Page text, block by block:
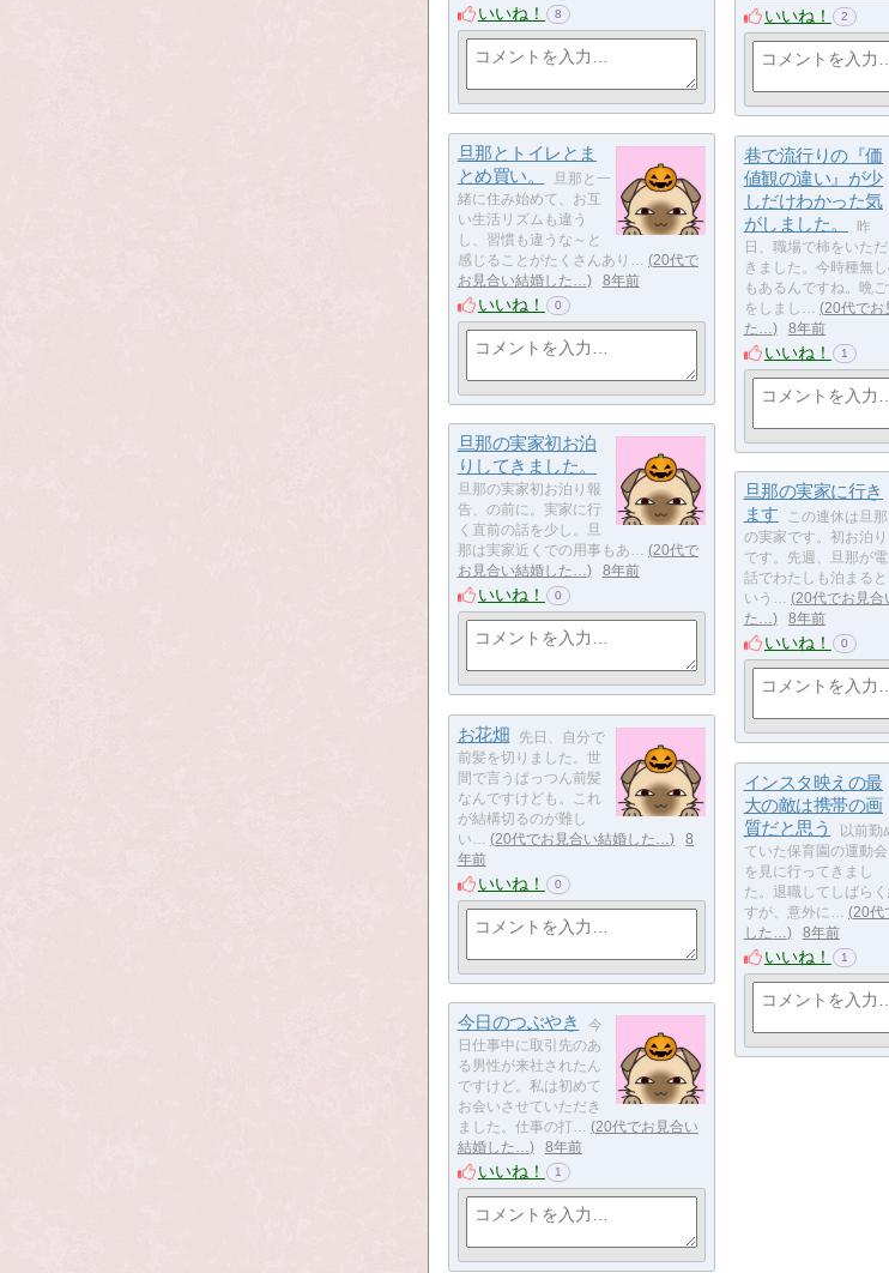
いいね！ 8 いいね！ 2
旦那とトイレとま
とめ買い。
​​​​​旦那と一
緒に住み始めて、お互
い生活リズムも違う
し、習慣も違うな～と
感じることがたくさんあり…
20代で
お見合い結婚した…
8年前
いいね！ 0
巷で流行りの『価
値観の違い』が少
しだけわかった気
がしました。
​昨
日、職場で柿をいただ
きました。今時種無
もあるんですね。晩
をしまし…
20代でお
た…
8年前
いいね！ 1
旦那の実家初お泊
りしてきました。
旦那の実家初お泊り報
告、の前に。実家に行
く直前の話を少し。旦
那は実家近くでの用事もあ…
20代で
お見合い結婚した…
8年前
いいね！ 0
旦那の実家に行き
ます
​​​​​​​​​この連休は旦那
の実家です。​初お泊り
です。​先週、旦那が電
話でわたしも泊まると
いう…
20代でお見合
た…
8年前
いいね！ 0
お花畑
​​​​先日、自分で
前髪を切りました。世
間で言うぱっつん前髪
なんですけども。これ
が結構切るのが難し
い…
20代でお見合い結婚した…
8
年前
いいね！ 0
インスタ映えの最
大の敵は携帯の画
質だと思う
以前勤
ていた保育園の運動会
を見に行ってきまし
た。退職してしばら
すが、意外に…
20代
した…
8年前
いいね！ 1
今日のつぶやき
​今
日仕事中に取引先のあ
る男性が来社されたん
ですけど。私は初めて
お会いさせていただき
ました。仕事の打…
20代でお見合い
結婚した…
8年前
いいね！ 1